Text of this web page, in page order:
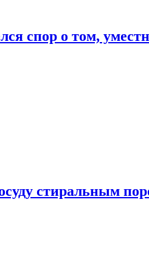
спор о том,
стиральным